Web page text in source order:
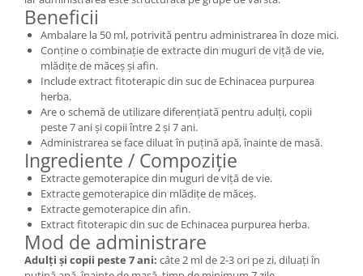
Beneficii
Ambalare la 50 ml, potrivită pentru administrarea în doze mici.
Conține o combinație de extracte din muguri de viță de vie,
mlădițe de măceș și afin.
Include extract fitoterapic din suc de Echinacea purpurea
herba.
Are o schemă de utilizare diferențiată pentru adulți, copii
peste 7 ani și copii între 2 și 7 ani.
Administrarea se face diluat în puțină apă, înainte de masă.
Ingrediente / Compoziție
Extracte gemoterapice din muguri de viță de vie.
Extracte gemoterapice din mlădițe de măceș.
Extracte gemoterapice din afin.
Extract fitoterapic din suc de Echinacea purpurea herba.
Mod de administrare
Adulți și copii peste 7 ani: câte 2 ml de 2-3 ori pe zi, diluați în